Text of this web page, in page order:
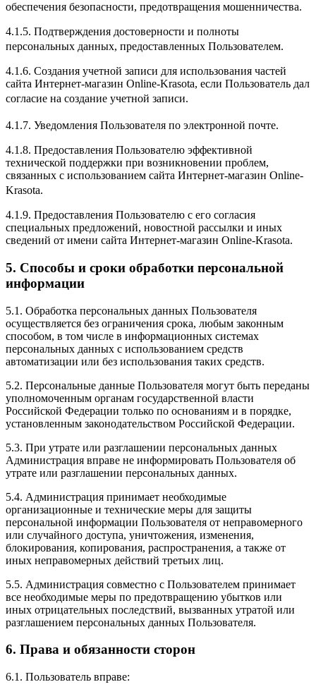
обеспечения безопасности, предотвращения мошенничества.
4.1.5. Подтверждения достоверности и полноты
персональных данных, предоставленных Пользователем.
4.1.6. Создания учетной записи для использования частей
сайта Интернет-магазин Online-Krasota, если Пользователь дал
согласие на создание учетной записи.
4.1.7. Уведомления Пользователя по электронной почте.
4.1.8. Предоставления Пользователю эффективной
технической поддержки при возникновении проблем,
связанных с использованием сайта Интернет-магазин Online-
Krasota.
4.1.9. Предоставления Пользователю с его согласия
специальных предложений, новостной рассылки и иных
сведений от имени сайта Интернет-магазин Online-Krasota.
5. Способы и сроки обработки персональной
информации
5.1. Обработка персональных данных Пользователя
осуществляется без ограничения срока, любым законным
способом, в том числе в информационных системах
персональных данных с использованием средств
автоматизации или без использования таких средств.
5.2. Персональные данные Пользователя могут быть переданы
уполномоченным органам государственной власти
Российской Федерации только по основаниям и в порядке,
установленным законодательством Российской Федерации.
5.3. При утрате или разглашении персональных данных
Администрация вправе не информировать Пользователя об
утрате или разглашении персональных данных.
5.4. Администрация принимает необходимые
организационные и технические меры для защиты
персональной информации Пользователя от неправомерного
или случайного доступа, уничтожения, изменения,
блокирования, копирования, распространения, а также от
иных неправомерных действий третьих лиц.
5.5. Администрация совместно с Пользователем принимает
все необходимые меры по предотвращению убытков или
иных отрицательных последствий, вызванных утратой или
разглашением персональных данных Пользователя.
6. Права и обязанности сторон
6.1. Пользователь вправе: